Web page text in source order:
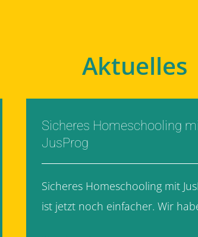
Aktuelles
Sicheres Homeschooling
JusProg
Sicheres Homeschooling mit
ist jetzt noch einfacher. Wir